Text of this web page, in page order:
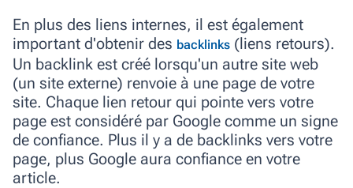
En plus des liens internes, il est également
important d'obtenir des backlinks (liens retours).
Un backlink est créé lorsqu'un autre site web
(un site externe) renvoie à une page de votre
site. Chaque lien retour qui pointe vers votre
page est considéré par Google comme un signe
de confiance. Plus il y a de backlinks vers votre
page, plus Google aura confiance en votre
article.